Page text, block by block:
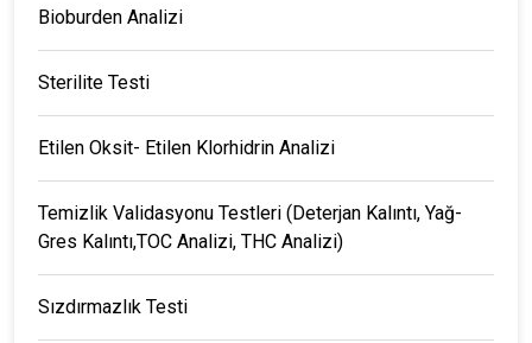
Bioburden Analizi
Sterilite Testi
Etilen Oksit- Etilen Klorhidrin Analizi
Temizlik Validasyonu Testleri (Deterjan Kalıntı, Yağ-
Gres Kalıntı,TOC Analizi, THC Analizi)
Sızdırmazlık Testi